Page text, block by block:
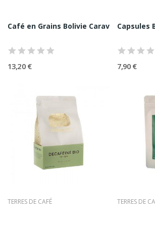
recherche majeures autour de la marque
ce qu’est Terres de Café, identifier la
Terres de Café explique d’ailleurs sa
spécialité, et met en avant une large
exclusifs,en grains ou moulus, en
assemblages.
Le Sourcing : L’origine
Signature, Le Producteur
Terres de Café met en avant une
Café en Grains Bolivie Caravani Felix
13,20 €
Capsules
7,90 €
TERRES DE CAFÉ TERRES DE